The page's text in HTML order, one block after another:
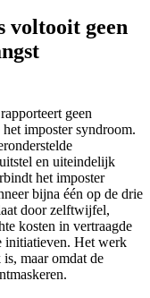
voltooit geen
geen
imposter syndroom.
en uiteindelijk
het imposter
bijna één op de drie
door zelftwijfel,
kosten in vertraagde
initiatieven. Het werk
maar omdat de